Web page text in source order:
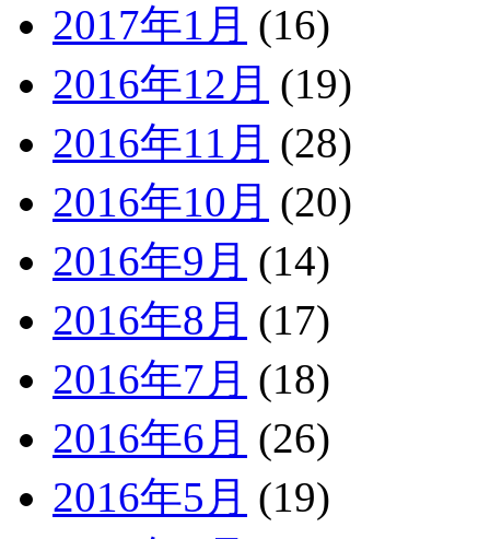
2017年1月 (16)
2016年12月 (19)
2016年11月 (28)
2016年10月 (20)
2016年9月 (14)
2016年8月 (17)
2016年7月 (18)
2016年6月 (26)
2016年5月 (19)